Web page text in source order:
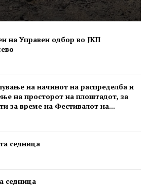
на Управен одбор во ЈКП
на начинот на распределба и
на просторот на плоштадот, за
за време на Фестивалот на...
седница
седница